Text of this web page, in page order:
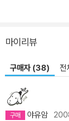
마이리뷰
구매자 (38) 전
야유암